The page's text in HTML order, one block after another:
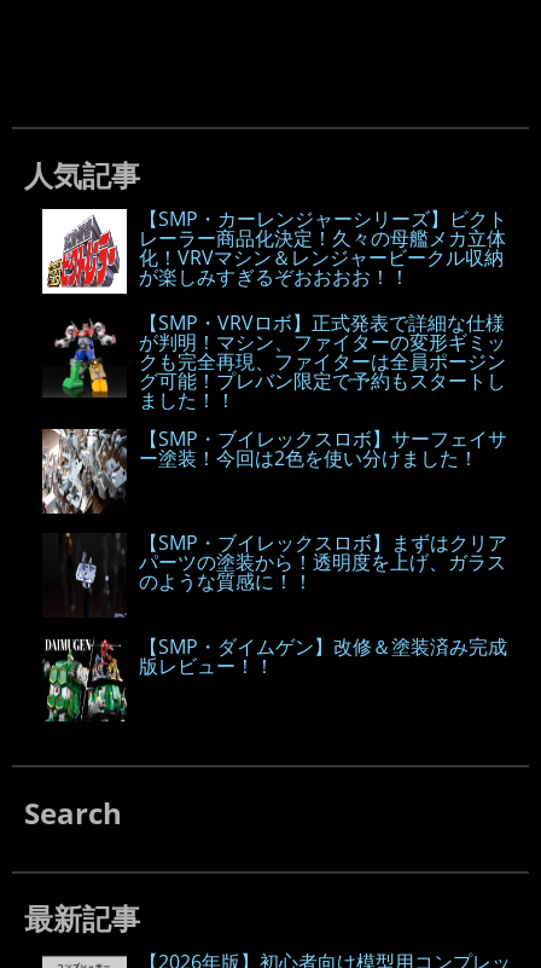
人気記事
【SMP・カーレンジャーシリーズ】ビクト
レーラー商品化決定！久々の母艦メカ立体
化！VRVマシン＆レンジャービークル収納
が楽しみすぎるぞおおおお！！
【SMP・VRVロボ】正式発表で詳細な仕様
が判明！マシン、ファイターの変形ギミッ
クも完全再現、ファイターは全員ポージン
グ可能！プレバン限定で予約もスタートし
ました！！
【SMP・ブイレックスロボ】サーフェイサ
ー塗装！今回は2色を使い分けました！
【SMP・ブイレックスロボ】まずはクリア
パーツの塗装から！透明度を上げ、ガラス
のような質感に！！
【SMP・ダイムゲン】改修＆塗装済み完成
版レビュー！！
Search
最新記事
【2026年版】初心者向け模型用コンプレッ